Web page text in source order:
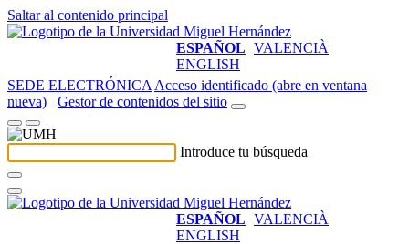
Saltar al contenido principal
ESPAÑOL VALENCIÀ
ENGLISH
SEDE ELECTRÓNICA Acceso identificado (abre en ventana
nueva)
Gestor de contenidos del sitio
Introduce tu búsqueda
ESPAÑOL VALENCIÀ
ENGLISH